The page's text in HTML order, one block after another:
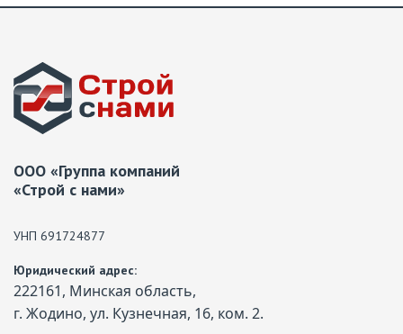
ООО «Группа компаний
«Строй с нами»
УНП 691724877
Юридический адрес:
222161, Минская область,
г. Жодино, ул. Кузнечная, 16, ком. 2.